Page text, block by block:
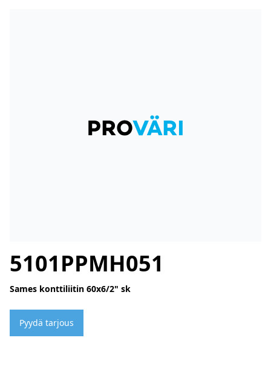
5101PPMH051
Sames konttiliitin 60x6/2" sk
Pyydä tarjous